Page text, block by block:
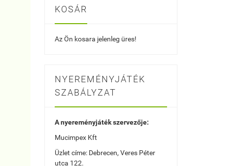
KOSÁR
Az Ön kosara jelenleg üres!
NYEREMÉNYJÁTÉK
SZABÁLYZAT
A nyereményjáték szervezője:
Mucimpex Kft
Üzlet címe: Debrecen, Veres Péter
utca 122.